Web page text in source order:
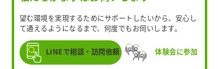
望む環境を実現するためにサポートしたいから、安心し
て通えるようになるまで、何度でもお伺いします。
LINEで相談・訪問依頼 体験会に参加